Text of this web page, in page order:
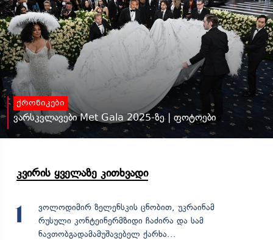
ქრონიკები
ვარსკვლავები Met Gala 2025-ზე | ფოტოები
კვირის ყველაზე კითხვადი
1
ვოლოდიმირ ზელენსკის ცნობით, უკრაინამ
რუსული კონტეინერმზიდი ჩაძირა და სამ
ნავთობგადამამუშავებელ ქარხა...